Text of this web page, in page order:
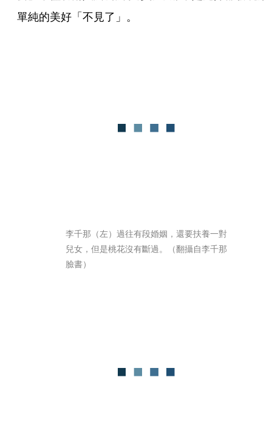
單純的美好「不見了」。
李千那（左）過往有段婚姻，還要扶養一對
兒女，但是桃花沒有斷過。（翻攝自李千那
臉書）